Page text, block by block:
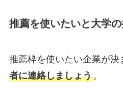
推薦を使いたいと大学
推薦枠を使いたい企業が決
者に連絡しましょう。